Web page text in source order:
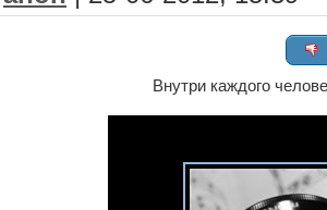
Внутри каждого